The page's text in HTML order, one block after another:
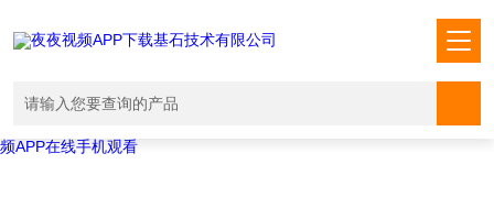
/www/wwwroot/T1.COM/func.phpon line
file_put_contents(./cachefile_yuan/shendoushi.net/cache/9b/2c2fe/
failed to open stream: No such file or directory in
/www/wwwroot/T1.COM/func.php
夜夜视频APP下载,夜夜爽视频APP看片,夜夜夜风流视频下载APP,夜夜视
频APP在线手机观看